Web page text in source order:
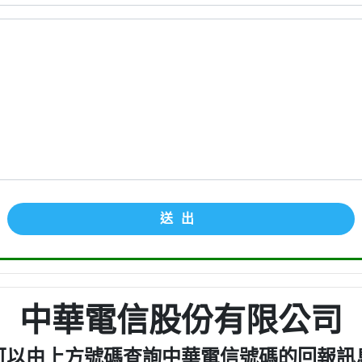
送出
中華電信股份有限公司
以由上方號碼查詢中華電信號碼的回報訊